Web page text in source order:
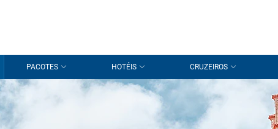
PACOTES HOTÉIS CRUZEIROS